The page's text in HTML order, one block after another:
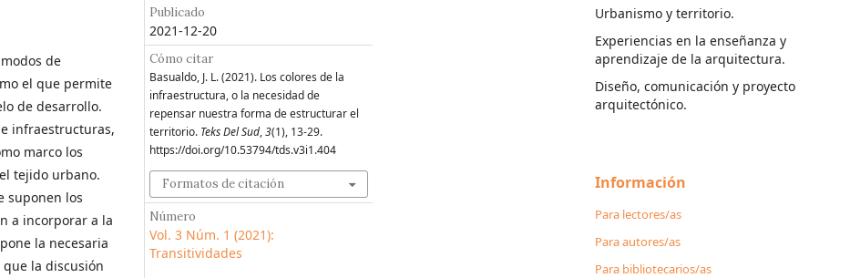
de
el que permite
de desarrollo.
infraestructuras,
marco los
tejido urbano.
suponen los
a incorporar a la
la necesaria
la discusión
Publicado
2021-12-20
Cómo citar
Basualdo, J. L. (2021). Los colores de la
infraestructura, o la necesidad de
repensar nuestra forma de estructurar el
territorio. Teks Del Sud,3(1), 13-29.
https://doi.org/10.53794/tds.v3i1.404
Formatos de citación
Número
Vol. 3 Núm. 1 (2021):
Transitividades
Urbanismo y territorio.
Experiencias en la enseñanza y
aprendizaje de la arquitectura.
Diseño, comunicación y proyecto
arquitectónico.
Información
Para lectores/as
Para autores/as
Para bibliotecarios/as